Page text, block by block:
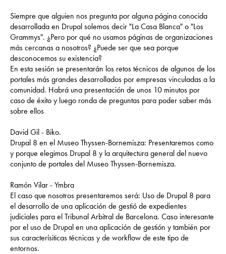
Siempre que alguien nos pregunta por alguna página conocida
desarrollada en Drupal solemos decir "La Casa Blanca" o "Los
Grammys". ¿Pero por qué no usamos páginas de organizaciones
más cercanas a nosotros? ¿Puede ser que sea porque
desconocemos su existencia?
En esta sesión se presentarán los retos técnicos de algunos de los
portales más grandes desarrollados por empresas vinculadas a la
comunidad. Habrá una presentación de unos 10 minutos por
caso de éxito y luego ronda de preguntas para poder saber más
sobre ellos
David Gil - Biko.
Drupal 8 en el Museo Thyssen-Bornemisza: Presentaremos como
y porque elegimos Drupal 8 y la arquitectura general del nuevo
conjunto de portales del Museo Thyssen-Bornemisza.
Ramón Vilar - Ymbra
El caso que nosotros presentaremos será: Uso de Drupal 8 para
el desarrollo de una aplicación de gestió de expedientes
judiciales para el Tribunal Arbitral de Barcelona. Caso interesante
por el uso de Drupal en una aplicación de gestión y también por
sus caracterísiticas técnicas y de workflow de este tipo de
entornos.